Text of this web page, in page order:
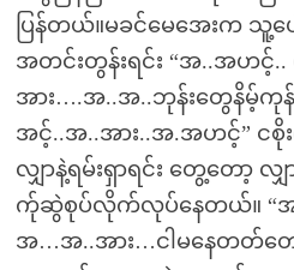
ပြန်တယ်။မခင်မေအေးက သူ့ပေ
အတင်းတွန်းရင်း “အ..အဟင့်..
အား….အ..အ..ဘုန်းတွေနိမ့်ကု
အင့်..အ..အား..အ.အဟင့်” ငစို
လျှာနဲ့ရမ်းရှာရင်း တွေ့တော့ လ
က်ုဆွဲစုပ်လိုက်လုပ်နေတယ်။ “
အ…အ..အား…ငါမနေတတ်တ